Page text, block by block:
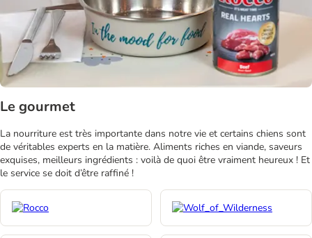
Le gourmet
La nourriture est très importante dans notre vie et certains chiens sont
de véritables experts en la matière. Aliments riches en viande, saveurs
exquises, meilleurs ingrédients : voilà de quoi être vraiment heureux ! Et
le service se doit d’être raffiné !